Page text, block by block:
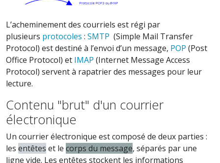
L’acheminement des courriels est régi par
plusieurs protocoles : SMTP (Simple Mail Transfer
Protocol) est destiné à l’envoi d’un message, POP (Post
Office Protocol) et IMAP (Internet Message Access
Protocol) servent à rapatrier des messages pour leur
lecture.
Contenu "brut" d'un courrier
électronique
Un courrier électronique est composé de deux parties :
les entêtes et le corps du message, séparés par une
ligne vide. Les entêtes stockent les informations